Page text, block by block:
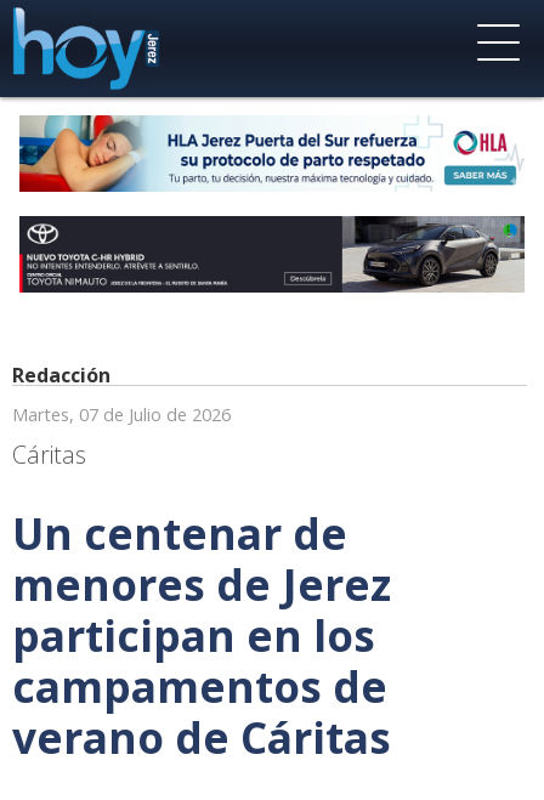
Redacción
Martes, 07 de Julio de 2026
Cáritas
Un centenar de
menores de Jerez
participan en los
campamentos de
verano de Cáritas